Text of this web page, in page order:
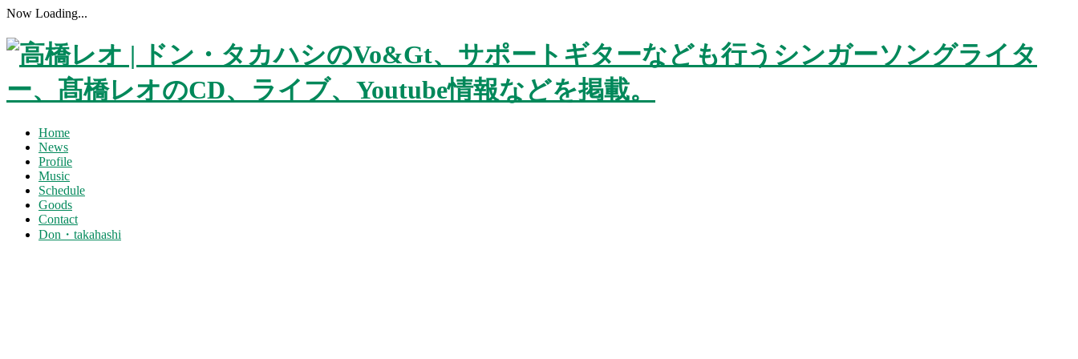
Now Loading...
Home
News
Profile
Music
Schedule
Goods
Contact
Don・takahashi